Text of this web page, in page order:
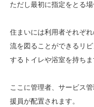
ただし最初に指定をとる
住まいには利用者それぞ
流を図ることができるリ
するトイレや浴室を持ちま
ここに管理者、サービス
援員が配置されます。